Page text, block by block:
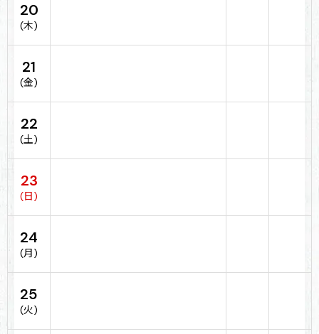
20
(木)
21
(金)
22
(土)
23
(日)
24
(月)
25
(火)